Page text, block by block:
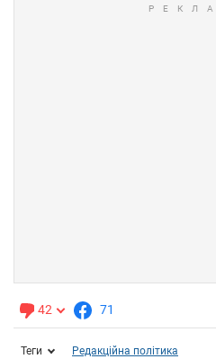
42 71
Теги Редакційна політика